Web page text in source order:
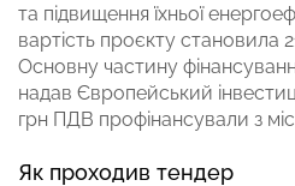
та підвищення їхньої
вартість проєкту становила
Основну частину
надав Європейський
грн ПДВ профінансували з
Як проходив тендер